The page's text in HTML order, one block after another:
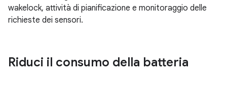
wakelock, attività di pianificazione e monitoraggio delle
richieste dei sensori.
Riduci il consumo della batteria